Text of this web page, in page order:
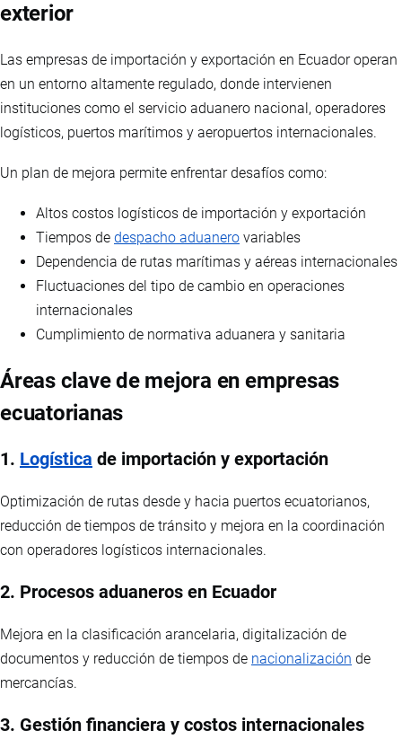
exterior
Las empresas de importación y exportación en Ecuador operan
en un entorno altamente regulado, donde intervienen
instituciones como el servicio aduanero nacional, operadores
logísticos, puertos marítimos y aeropuertos internacionales.
Un plan de mejora permite enfrentar desafíos como:
Altos costos logísticos de importación y exportación
Tiempos de despacho aduanero variables
Dependencia de rutas marítimas y aéreas internacionales
Fluctuaciones del tipo de cambio en operaciones
internacionales
Cumplimiento de normativa aduanera y sanitaria
Áreas clave de mejora en empresas
ecuatorianas
1. Logística de importación y exportación
Optimización de rutas desde y hacia puertos ecuatorianos,
reducción de tiempos de tránsito y mejora en la coordinación
con operadores logísticos internacionales.
2. Procesos aduaneros en Ecuador
Mejora en la clasificación arancelaria, digitalización de
documentos y reducción de tiempos de nacionalización de
mercancías.
3. Gestión financiera y costos internacionales